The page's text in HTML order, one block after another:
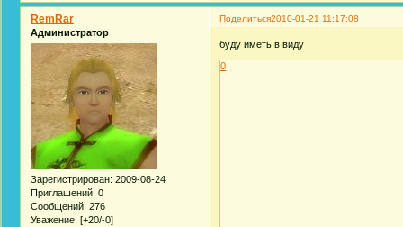
Поделиться2010-01-21 11:17:08
RemRar
Администратор
Зарегистрирован: 2009-08-24
Приглашений: 0
Сообщений: 276
Уважение: [+20/-0]
буду иметь в виду
0